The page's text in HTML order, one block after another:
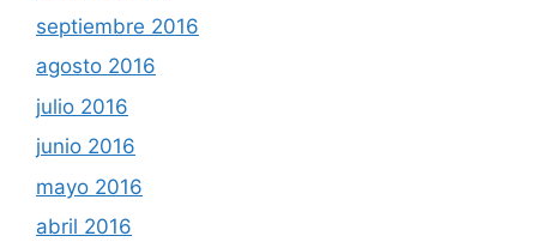
septiembre 2016
agosto 2016
julio 2016
junio 2016
mayo 2016
abril 2016